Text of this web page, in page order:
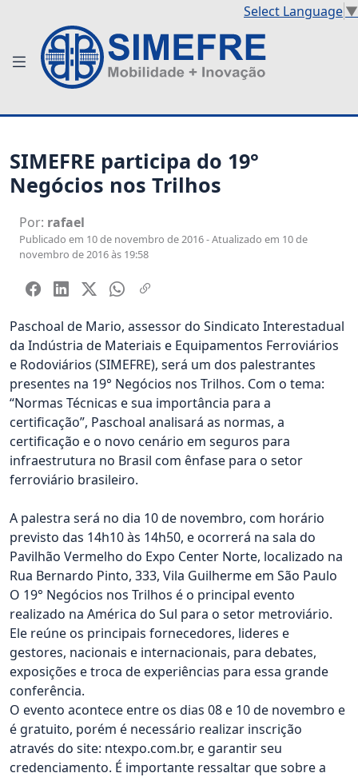
Select Language▼
SIMEFRE participa do 19°
Negócios nos Trilhos
Por: rafael
Publicado em 10 de novembro de 2016 - Atualizado em 10 de
novembro de 2016 às 19:58
Paschoal de Mario, assessor do Sindicato Interestadual
da Indústria de Materiais e Equipamentos Ferroviários
e Rodoviários (SIMEFRE), será um dos palestrantes
presentes na 19° Negócios nos Trilhos. Com o tema:
“Normas Técnicas e sua importância para a
certificação”, Paschoal analisará as normas, a
certificação e o novo cenário em seguros para
infraestrutura no Brasil com ênfase para o setor
ferroviário brasileiro.
A palestra será no dia 10 de novembro, com horário
previsto das 14h10 às 14h50, e ocorrerá na sala do
Pavilhão Vermelho do Expo Center Norte, localizado na
Rua Bernardo Pinto, 333, Vila Guilherme em São Paulo
O 19° Negócios nos Trilhos é o principal evento
realizado na América do Sul para o setor metroviário.
Ele reúne os principais fornecedores, lideres e
gestores, nacionais e internacionais, para debates,
exposições e troca de experiências para essa grande
conferência.
O evento acontece entre os dias 08 e 10 de novembro e
é gratuito, porém é necessário realizar inscrição
através do site: ntexpo.com.br, e garantir seu
credenciamento. É importante ressaltar que sobre a